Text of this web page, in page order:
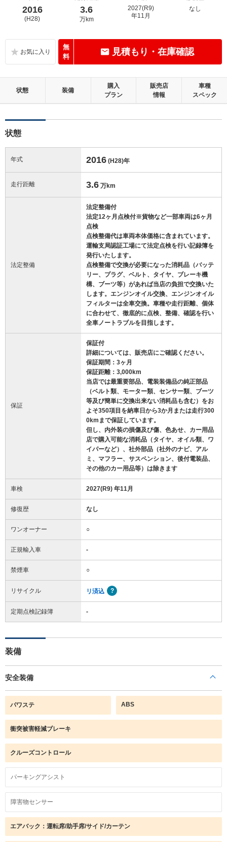
2016
(H28)
3.6
万km
2027(R9)
年11月
なし
無
料
見積もり・在庫確認
状態 装備
購入
プラン
販売店
情報
車種
スペック
状態
年式 2016 (H28)年
走行距離 3.6 万km
法定整備
法定整備付
法定12ヶ月点検付※貨物など一部車両は6ヶ月
点検
点検整備代は車両本体価格に含まれています。
運輸支局認証工場にて法定点検を行い記録簿を
発行いたします。
点検整備で交換が必要になった消耗品（バッテ
リー、プラグ、ベルト、タイヤ、ブレーキ機
構、ブーツ等）があれば当店の負担で交換いた
します。エンジンオイル交換、エンジンオイル
フィルターは全車交換。車種や走行距離、個体
に合わせて、徹底的に点検、整備、確認を行い
全車ノートラブルを目指します。
保証
保証付
詳細については、販売店にご確認ください。
保証期間：3ヶ月
保証距離：3,000km
当店では最重要部品、電装装備品の純正部品
（ベルト類、モーター類、センサー類、ブーツ
等及び簡単に交換出来ない消耗品も含む）をお
よそ350項目を納車日から3か月または走行300
0kmまで保証しています。
但し、内外装の損傷及び傷、色あせ、カー用品
店で購入可能な消耗品（タイヤ、オイル類、ワ
イパーなど）、社外部品（社外のナビ、アル
ミ、マフラー、サスペンション、後付電装品、
その他のカー用品等）は除きます
車検 2027(R9) 年11月
修復歴 なし
ワンオーナー ○
正規輸入車 -
禁煙車 ○
リサイクル リ済込
定期点検記録簿 -
装備
安全装備
パワステ ABS
衝突被害軽減ブレーキ
クルーズコントロール
パーキングアシスト
障害物センサー
エアバック：運転席/助手席/サイド/カーテン